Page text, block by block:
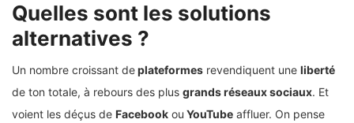
Quelles sont les solutions
alternatives ?
Un nombre croissant deplateformes revendiquent une liberté
de ton totale, à rebours des plus grands réseaux sociaux. Et
voient les déçus de Facebook ou YouTube affluer. On pense